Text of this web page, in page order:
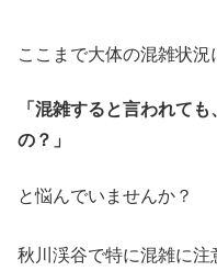
ここまで大体の混雑状況
「混雑すると言われて
の？」
と悩んでいませんか？
秋川渓谷で特に混雑に注